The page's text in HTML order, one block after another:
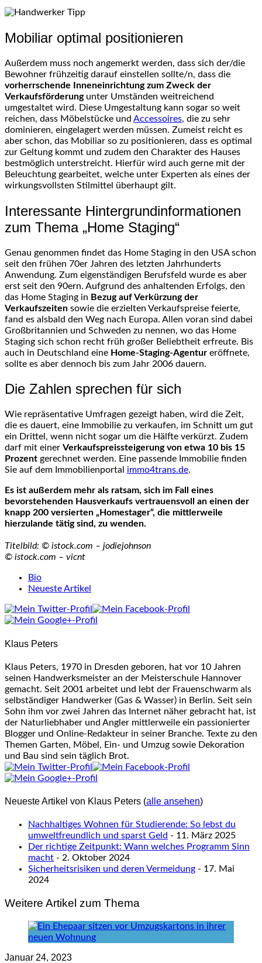
Mobiliar optimal positionieren
Außerdem muss noch angemerkt werden, dass sich der/die
Bewohner frühzeitig darauf einstellen sollte/n, dass die
vorherrschende Inneneinrichtung zum Zweck der
Verkaufsförderungunter Umständen weitreichend
umgestaltet wird. Diese Umgestaltung kann sogar so weit
reichen, dass Möbelstücke und Accessoires, die zu sehr
dominieren, eingelagert werden müssen. Zumeist reicht es
aber schon, das Mobiliar so zu positionieren, dass es optimal
zur Geltung kommt und zudem den Charakter des Hauses
bestmöglich unterstreicht. Hierfür wird auch gerne mit der
Beleuchtung gearbeitet, welche unter Experten als eines der
wirkungsvollsten Stilmittel überhaupt gilt.
Interessante Hintergrundinformationen
zum Thema „Home Staging“
Genau genommen findet das Home Staging in den USA schon
seit den frühen 70er Jahren des letzten Jahrhunderts
Anwendung. Zum eigenständigen Berufsfeld wurde es aber
erst seit den 90ern. Aufgrund des anhaltenden Erfolgs, den
das Home Staging in Bezug auf Verkürzung der
Verkaufszeiten sowie die erzielten Verkaufspreise feierte,
fand es alsbald den Weg nach Europa. Allen voran sind dabei
Großbritannien und Schweden zu nennen, wo das Home
Staging sich schon recht früh großer Beliebtheit erfreute. Bis
auch in Deutschland eine Home-Staging-Agentur eröffnete,
sollte es aber dennoch bis zum Jahr 2006 dauern.
Die Zahlen sprechen für sich
Wie repräsentative Umfragen gezeigt haben, wird die Zeit,
die es dauert, eine Immobilie zu verkaufen, im Schnitt um gut
ein Drittel, wenn nicht sogar um die Hälfte verkürzt. Zudem
darf mit einer Verkaufspreissteigerung von etwa 10 bis 15
Prozent gerechnet werden. Eine passende Immobilie finden
Sie auf dem Immobilienportal immo4trans.de.
Es ist außerdem mehr als ratsam, sich im Fall eines
bevorstehenden Hausverkaufs vertrauensvoll an einen der
knapp 200 versierten „Homestager“, die mittlerweile
hierzulande tätig sind, zu wenden.
Titelbild: © istock.com – jodiejohnson
© istock.com – vicnt
following
tabs
change
below.
Bio
Neueste Artikel
Klaus Peters
Klaus Peters, 1970 in Dresden geboren, hat vor 10 Jahren
seinen Handwerksmeister an der Meisterschule Hannover
gemacht. Seit 2001 arbeitet und lebt der Frauenschwarm als
selbständiger Handwerker (Gas & Wasser) in Berlin. Seit sein
Sohn ihm vor zwei Jahren das Internet näher gebracht hat, ist
der Naturliebhaber und Angler mittlerweile ein passionierter
Blogger und Online-Redakteur in seiner Branche. Texte zu den
Themen Garten, Möbel, Ein- und Umzug sowie Dekoration
und Bau sind sein täglich Brot.
Neueste Artikel von Klaus Peters (alle ansehen)
Nachhaltiges Wohnen für Studierende: So lebst du
umweltfreundlich und sparst Geld - 11. März 2025
Der richtige Zeitpunkt: Wann welches Programm Sinn
macht - 2. Oktober 2024
Sicherheitsrisiken und deren Vermeidung - 17. Mai
2024
Weitere Artikel zum Thema
Januar 24, 2023